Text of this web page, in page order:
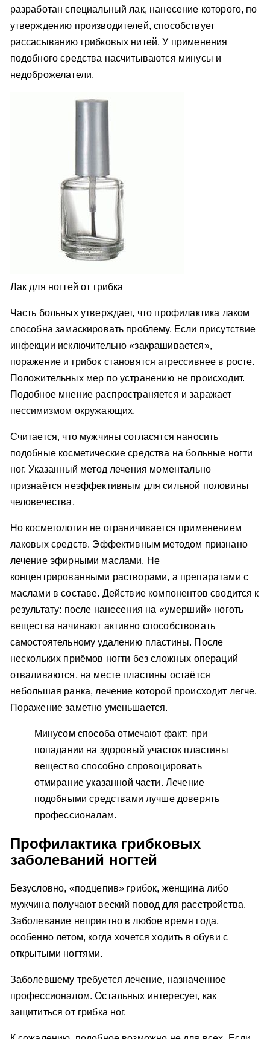
разработан специальный лак, нанесение которого, по
утверждению производителей, способствует
рассасыванию грибковых нитей. У применения
подобного средства насчитываются минусы и
недоброжелатели.
Лак для ногтей от грибка
Часть больных утверждает, что профилактика лаком
способна замаскировать проблему. Если присутствие
инфекции исключительно «закрашивается»,
поражение и грибок становятся агрессивнее в росте.
Положительных мер по устранению не происходит.
Подобное мнение распространяется и заражает
пессимизмом окружающих.
Считается, что мужчины согласятся наносить
подобные косметические средства на больные ногти
ног. Указанный метод лечения моментально
признаётся неэффективным для сильной половины
человечества.
Но косметология не ограничивается применением
лаковых средств. Эффективным методом признано
лечение эфирными маслами. Не
концентрированными растворами, а препаратами с
маслами в составе. Действие компонентов сводится к
результату: после нанесения на «умерший» ноготь
вещества начинают активно способствовать
самостоятельному удалению пластины. После
нескольких приёмов ногти без сложных операций
отваливаются, на месте пластины остаётся
небольшая ранка, лечение которой происходит легче.
Поражение заметно уменьшается.
Минусом способа отмечают факт: при
попадании на здоровый участок пластины
вещество способно спровоцировать
отмирание указанной части. Лечение
подобными средствами лучше доверять
профессионалам.
Профилактика грибковых
заболеваний ногтей
Безусловно, «подцепив» грибок, женщина либо
мужчина получают веский повод для расстройства.
Заболевание неприятно в любое время года,
особенно летом, когда хочется ходить в обуви с
открытыми ногтями.
Заболевшему требуется лечение, назначенное
профессионалом. Остальных интересует, как
защититься от грибка ног.